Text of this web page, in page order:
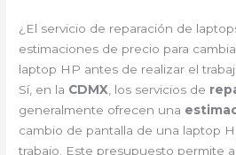
¿El servicio de reparación de
estimaciones de precio para
laptop HP antes de realizar el
Sí, en la CDMX , los servicios de
generalmente ofrecen una
cambio de pantalla de una laptop
trabajo. Este presupuesto permite